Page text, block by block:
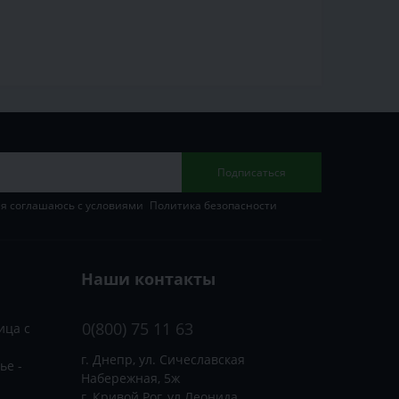
Подписаться
соглашаюсь с условиями Политика безопасности
с
-
Наши контакты
0(800) 75 11 63
г. Днепр, ул. Сичеславская
Набережная, 5ж